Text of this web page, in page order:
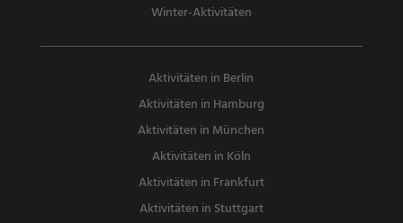
Winter-Aktivitäten
Aktivitäten in Berlin
Aktivitäten in Hamburg
Aktivitäten in München
Aktivitäten in Köln
Aktivitäten in Frankfurt
Aktivitäten in Stuttgart